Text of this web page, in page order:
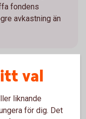
fondens
avkastning än
val
liknande
för dig. Det